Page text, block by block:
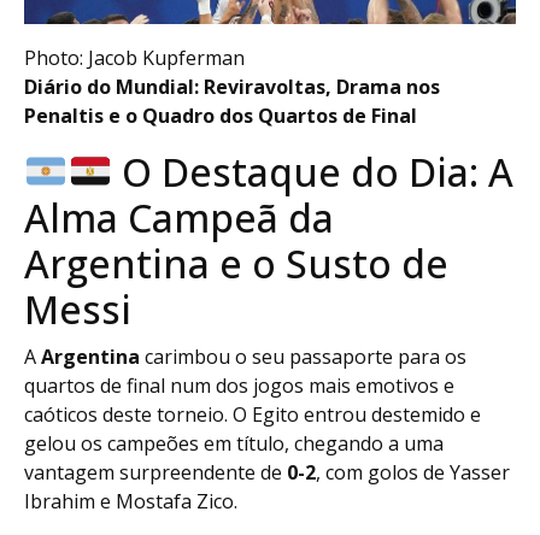
Photo: Jacob Kupferman
Diário do Mundial: Reviravoltas, Drama nos
Penaltis e o Quadro dos Quartos de Final
O Destaque do Dia: A
Alma Campeã da
Argentina e o Susto de
Messi
AArgentina carimbou o seu passaporte para os
quartos de final num dos jogos mais emotivos e
caóticos deste torneio. O Egito entrou destemido e
gelou os campeões em título, chegando a uma
vantagem surpreendente de 0-2, com golos de Yasser
Ibrahim e Mostafa Zico.